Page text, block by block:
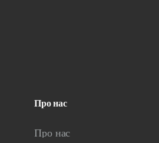
Про нас
Про нас